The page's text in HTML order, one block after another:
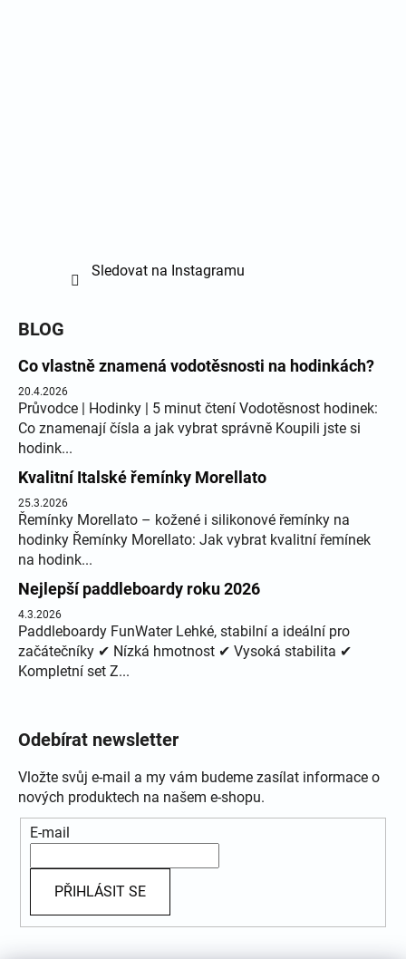
Sledovat na Instagramu
BLOG
Co vlastně znamená vodotěsnosti na hodinkách?
20.4.2026
Průvodce | Hodinky | 5 minut čtení Vodotěsnost hodinek:
Co znamenají čísla a jak vybrat správně Koupili jste si
hodink...
Kvalitní Italské řemínky Morellato
25.3.2026
Řemínky Morellato – kožené i silikonové řemínky na
hodinky Řemínky Morellato: Jak vybrat kvalitní řemínek
na hodink...
Nejlepší paddleboardy roku 2026
4.3.2026
Paddleboardy FunWater Lehké, stabilní a ideální pro
začátečníky ✔ Nízká hmotnost ✔ Vysoká stabilita ✔
Kompletní set Z...
Odebírat newsletter
Vložte svůj e-mail a my vám budeme zasílat informace o
nových produktech na našem e-shopu.
E-mail
PŘIHLÁSIT SE